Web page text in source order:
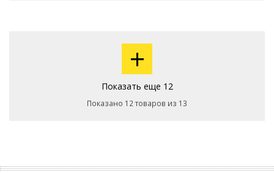
+
Показать еще 12
Показано 12 товаров из 13